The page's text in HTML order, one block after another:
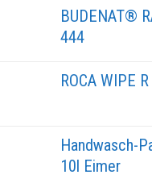
BUDENAT®
444
ROCA WIPE
Handwasch-
10l Eimer